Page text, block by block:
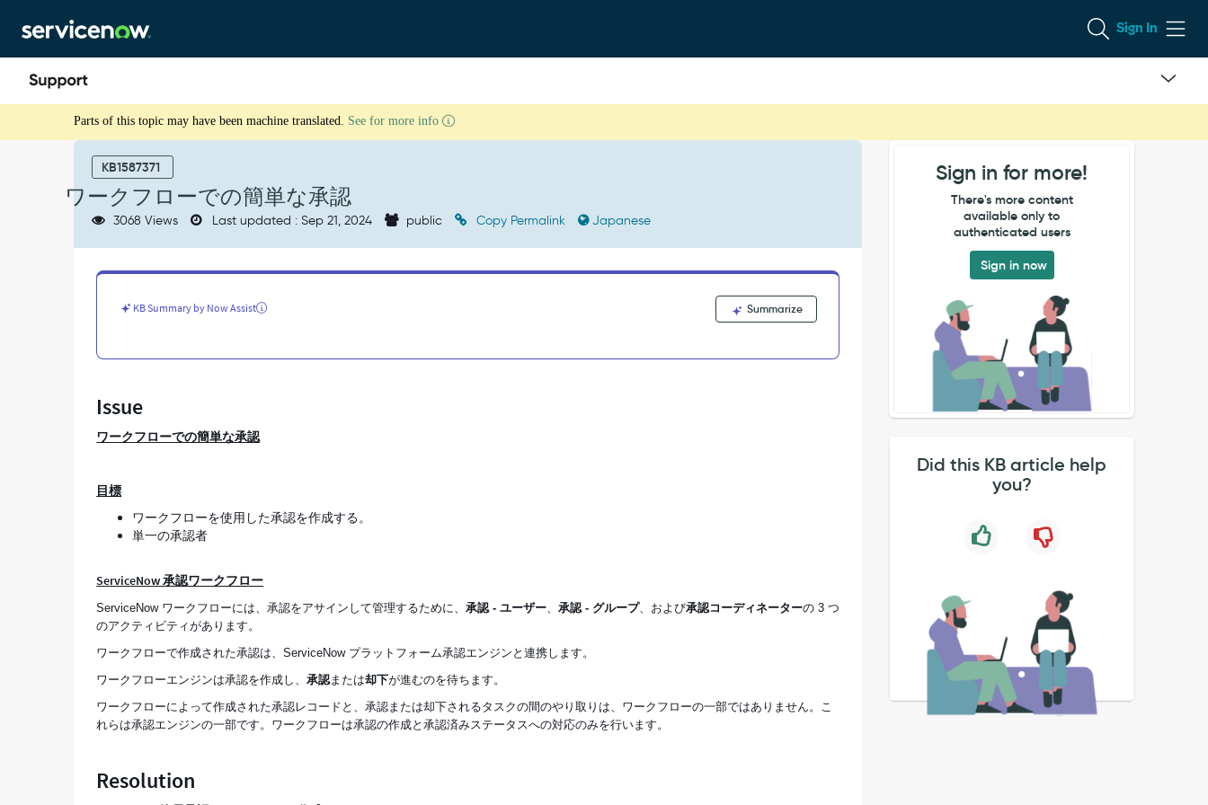
to
page
content
to
chat
Sign In
Parts of this topic may have been machine translated. See for more info
KB1587371
ワークフローでの簡単な承認
3068 Views Last updated : Sep 21, 2024 public Copy Permalink Japanese
KB Summary by Now Assist Summarize
Issue
ワークフローでの簡単な承認
目標
ワークフローを使用した承認を作成する。
単一の承認者
ServiceNow 承認ワークフロー
ServiceNow ワークフローには、承認をアサインして管理するために、承認 - ユーザー、承認 - グループ、および承認コーディネーターの 3 つ
のアクティビティがあります。
ワークフローで作成された承認は、ServiceNow プラットフォーム承認エンジンと連携します。
ワークフローエンジンは承認を作成し、承認または却下が進むのを待ちます。
ワークフローによって作成された承認レコードと、承認または却下されるタスクの間のやり取りは、ワークフローの一部ではありません。こ
れらは承認エンジンの一部です。ワークフローは承認の作成と承認済みステータスへの対応のみを行います。
Resolution
Sign in for more!
There's more content
available only to
authenticated users
Sign in now
Did this KB article help
you?